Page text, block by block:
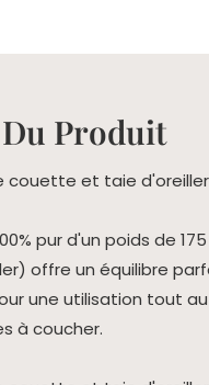
Produit
pur d'un poids de
offre un équilibre
une utilisation tout
à coucher.